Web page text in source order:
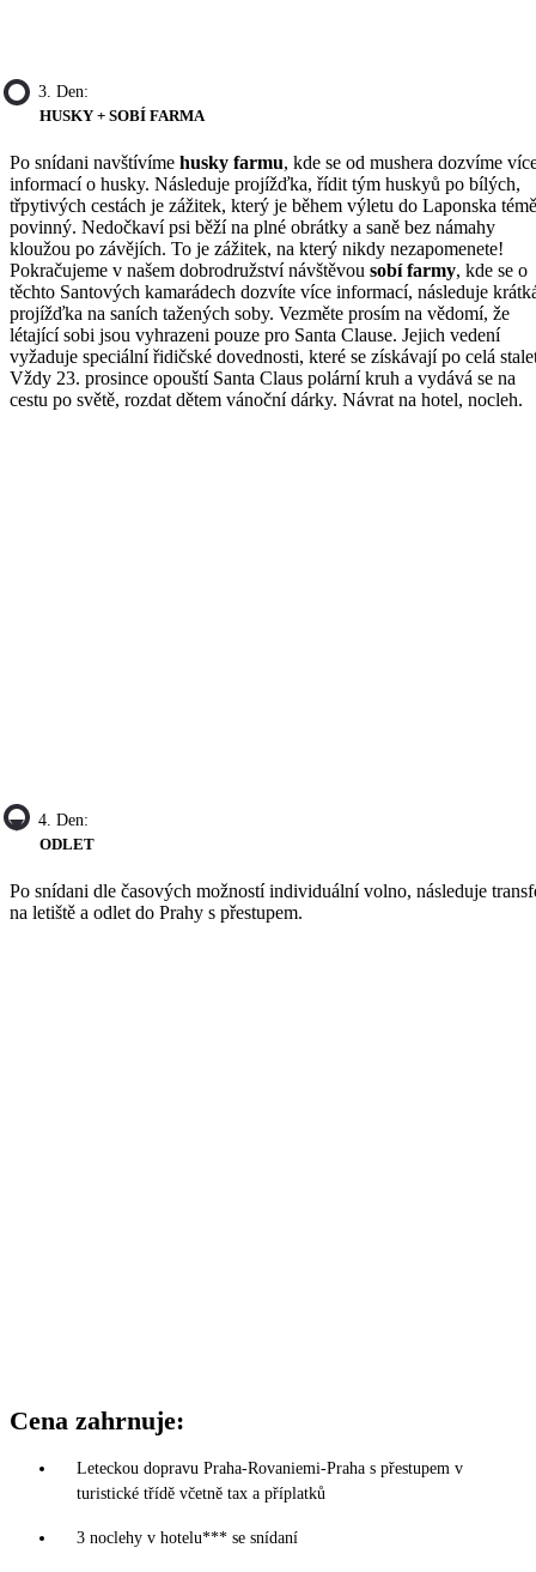
3. Den:
HUSKY + SOBÍ FARMA
Po snídani navštívíme husky farmu, kde se od mushera dozvíme
informací o husky. Následuje projížďka, řídit tým huskyů po bílých,
třpytivých cestách je zážitek, který je během výletu do Laponska
povinný. Nedočkaví psi běží na plné obrátky a saně bez námahy
kloužou po závějích. To je zážitek, na který nikdy nezapomenete!
Pokračujeme v našem dobrodružství návštěvou sobí farmy, kde se o
těchto Santových kamarádech dozvíte více informací, následuje
projížďka na saních tažených soby. Vezměte prosím na vědomí, že
létající sobi jsou vyhrazeni pouze pro Santa Clause. Jejich vedení
vyžaduje speciální řidičské dovednosti, které se získávají po celá
Vždy 23. prosince opouští Santa Claus polární kruh a vydává se na
cestu po světě, rozdat dětem vánoční dárky. Návrat na hotel, nocleh.
4. Den:
ODLET
Po snídani dle časových možností individuální volno, následuje
na letiště a odlet do Prahy s přestupem.
Cena zahrnuje:
Leteckou dopravu Praha-Rovaniemi-Praha s přestupem v
turistické třídě včetně tax a příplatků
3 noclehy v hotelu*** se snídaní